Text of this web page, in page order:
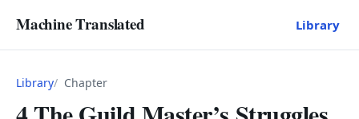
Machine Translated Library
Library Chapter